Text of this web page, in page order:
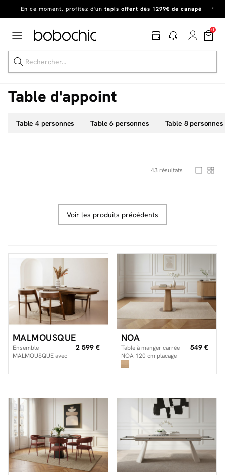
Dernière chancede profiter de nos prix réduitsjusqu'à -50%!
0
Dernière chance jusqu'à -50%
Facilité de paiements
Livraison
Aide et contact
Mieux nous connaître
Table d'appoint
Table 4 personnes Table 6 personnes Table 8 personnes
43 résultats
Voir les produits précédents
MALMOUSQUE
Ensemble
MALMOUSQUE avec
massif
2 599 €
NOA
Table à manger carrée
NOA 120 cm placage
549 €